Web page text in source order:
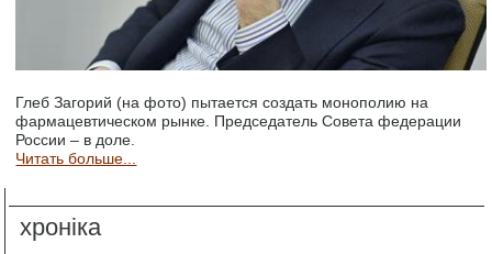
Глеб Загорий (на фото) пытается создать монополию на
фармацевтическом рынке. Председатель Совета федерации
России – в доле.
Читать больше...
хроніка